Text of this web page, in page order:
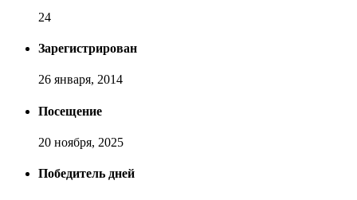
24
Зарегистрирован
26 января, 2014
Посещение
20 ноября, 2025
Победитель дней